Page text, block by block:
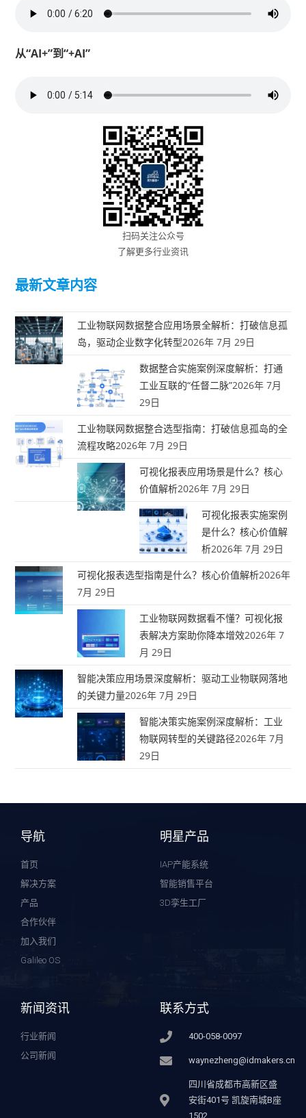
从“AI+”到“+AI”
扫码关注公众号
了解更多行业资讯
最新文章内容
工业物联网数据整合应用场景全解析：打破信息孤
岛，驱动企业数字化转型2026年 7月 29日
数据整合实施案例深度解析：打通
工业互联的“任督二脉”2026年 7月
29日
工业物联网数据整合选型指南：打破信息孤岛的全
流程攻略2026年 7月 29日
可视化报表应用场景是什么？核心
价值解析2026年 7月 29日
可视化报表实施案例
是什么？核心价值解
析2026年 7月 29日
可视化报表选型指南是什么？核心价值解析2026年
7月 29日
工业物联网数据看不懂？可视化报
表解决方案助你降本增效2026年 7
月 29日
智能决策应用场景深度解析：驱动工业物联网落地
的关键力量2026年 7月 29日
智能决策实施案例深度解析：工业
物联网转型的关键路径2026年 7月
29日
导航
首页
解决方案
产品
合作伙伴
加入我们
Galileo OS
明星产品
IAP产能系统
智能销售平台
3D孪生工厂
新闻资讯
行业新闻
公司新闻
联系方式
400-058-0097
waynezheng@idmakers.cn
四川省成都市高新区盛
安街401号 凯旋南城B座
1502